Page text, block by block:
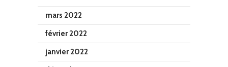
mars 2022
février 2022
janvier 2022